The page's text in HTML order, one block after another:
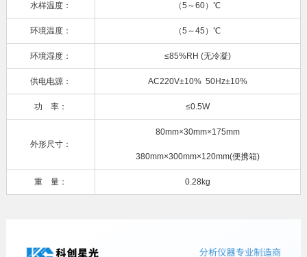
水样温度： （5～60）℃
环境温度： （5～45）℃
环境湿度： ≤85%RH (无冷凝)
供电电源： AC220V±10% 50Hz±10%
功 率： ≤0.5W
外形尺寸：
80mm×30mm×175mm
380mm×300mm×120mm(便携箱)
重 量： 0.28kg